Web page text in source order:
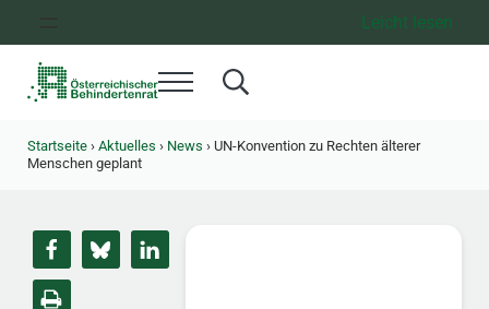
Leicht lesen
Menü Search...
Startseite › Aktuelles › News ›UN-Konvention zu Rechten älterer
Menschen geplant